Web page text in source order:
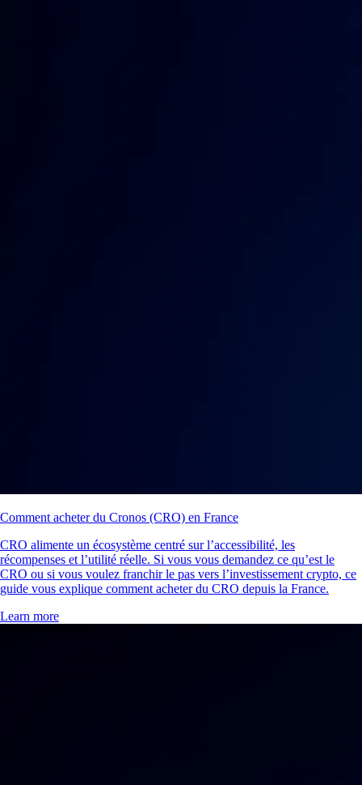
Comment acheter du Cronos (CRO) en France
CRO alimente un écosystème centré sur l’accessibilité, les
récompenses et l’utilité réelle. Si vous vous demandez ce qu’est le
CRO ou si vous voulez franchir le pas vers l’investissement crypto, ce
guide vous explique comment acheter du CRO depuis la France.
Learn more